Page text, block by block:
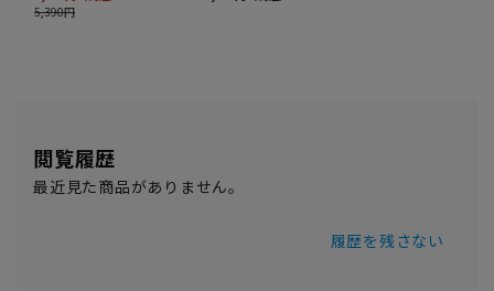
閲覧履歴
最近見た商品がありません。
履歴を残さない